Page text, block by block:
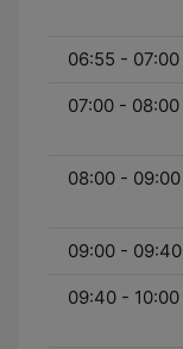
06:55 - 07:00
07:00 - 08:00
08:00 - 09:00
09:00 - 09:40
09:40 - 10:00